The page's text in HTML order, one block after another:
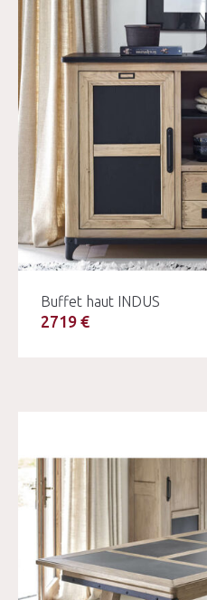
Buffet haut INDUS
2719 €